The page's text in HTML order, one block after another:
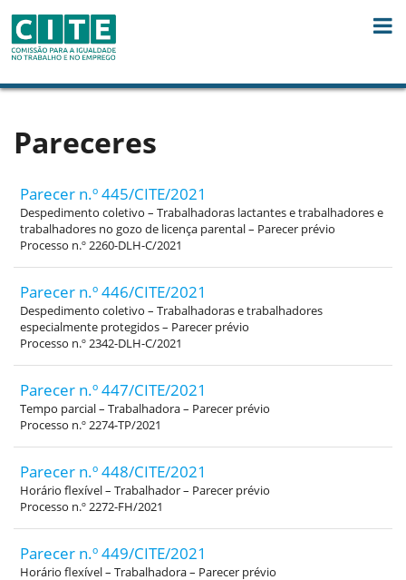
Pareceres
Parecer n.º 445/CITE/2021
Despedimento coletivo – Trabalhadoras lactantes e trabalhadores e
trabalhadores no gozo de licença parental – Parecer prévio
Processo n.º 2260-DLH-C/2021
Parecer n.º 446/CITE/2021
Despedimento coletivo – Trabalhadoras e trabalhadores
especialmente protegidos – Parecer prévio
Processo n.º 2342-DLH-C/2021
Parecer n.º 447/CITE/2021
Tempo parcial – Trabalhadora – Parecer prévio
Processo n.º 2274-TP/2021
Parecer n.º 448/CITE/2021
Horário flexível – Trabalhador – Parecer prévio
Processo n.º 2272-FH/2021
Parecer n.º 449/CITE/2021
Horário flexível – Trabalhadora – Parecer prévio